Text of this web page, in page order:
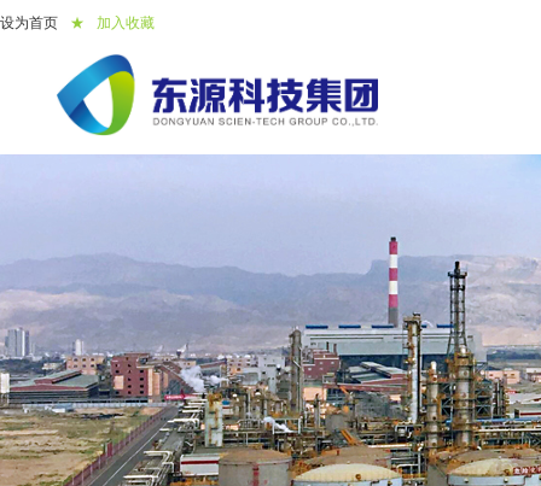
设为首页 ★ 加入收藏